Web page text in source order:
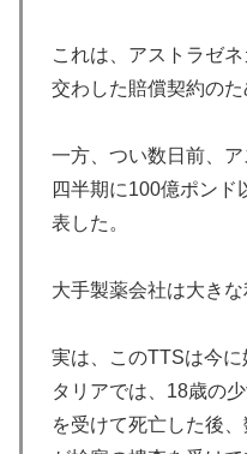
これは、アストラゼ
交わした賠償契約のた
一方、つい数日前、
四半期に100億ポンド
表した。
大手製薬会社は大きな
実は、このTTSは今
タリアでは、18歳の
を受けて死亡した後